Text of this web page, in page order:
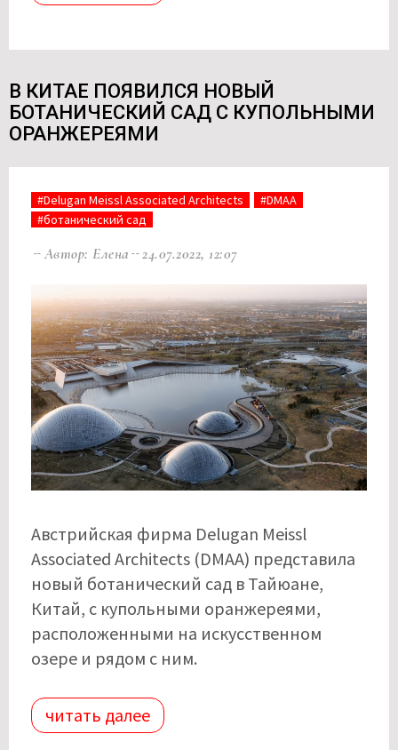
В КИТАЕ ПОЯВИЛСЯ НОВЫЙ
БОТАНИЧЕСКИЙ САД С КУПОЛЬНЫМИ
ОРАНЖЕРЕЯМИ
#Delugan Meissl Associated Architects
#DMAA
#ботанический сад
Автор: Елена 24.07.2022, 12:07
Австрийская фирма Delugan Meissl
Associated Architects (DMAA) представила
новый ботанический сад в Тайюане,
Китай, с купольными оранжереями,
расположенными на искусственном
озере и рядом с ним.
читать далее